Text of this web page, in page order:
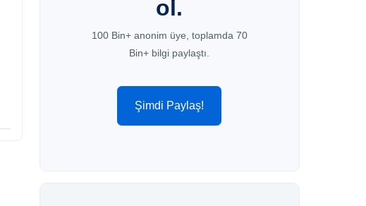
ol.
100 Bin+ anonim üye, toplamda 70
Bin+ bilgi paylaştı.
Şimdi Paylaş!